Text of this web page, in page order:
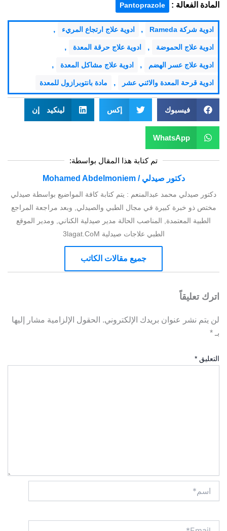
المادة الفعالة : Pantoprazole
ادوية شركة Rameda , ادوية علاج ارتجاع المريء ,
ادوية علاج الحموضة , ادوية علاج حرقة المعدة ,
ادوية علاج عسر الهضم , ادوية علاج مشاكل المعدة ,
ادوية قرحة المعدة والاثني عشر , مادة بانتوبرازول للمعدة
فيسبوك إكس لينكيد إن
WhatsApp
تم كتابة هذا المقال بواسطة:
دكتور صيدلي / Mohamed Abdelmoniem
دكتور صيدلي محمد عبدالمنعم : يتم كتابة كافة المواضيع بواسطة صيدلي
مختص ذو خبرة كبيرة في مجال الطبي والصيدلي, وبعد مراجعة المراجع
الطبية المعتمدة, المناصب الحالة مدير صيدلية الكناني, ومدير الموقع
الطبي علاجات صيدلية 3lagat.CoM
جميع مقالات الكاتب
اترك تعليقاً
لن يتم نشر عنوان بريدك الإلكتروني. الحقول الإلزامية مشار إليها
بـ *
التعليق *